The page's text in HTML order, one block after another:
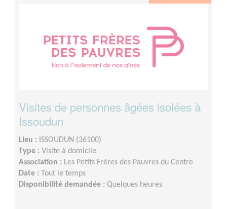
Visites de personnes âgées isolées à
Issoudun
Lieu : ISSOUDUN (36100)
Type : Visite à domicile
Association : Les Petits Frères des Pauvres du Centre
Date : Tout le temps
Disponibilité demandée : Quelques heures